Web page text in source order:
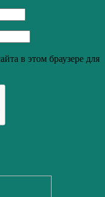
в этом браузере для